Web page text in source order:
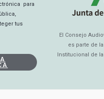
para
tus
El Consejo
es parte de
Institucional de